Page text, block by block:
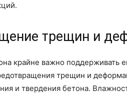
трещин и
крайне важно поддерживать
трещин и
и твердения бетона.